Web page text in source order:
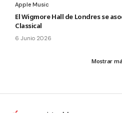
Apple Music
El Wigmore Hall de Londres se
Classical
6 Junio 2026
Mostrar